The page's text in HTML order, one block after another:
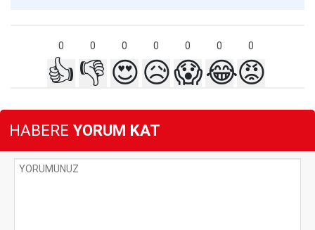
0 0 0 0 0 0 0
👍 👎 😍😥😱😂😡
HABERE YORUM KAT